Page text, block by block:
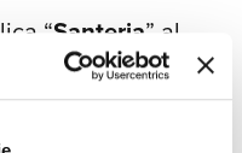
pubblica
che
un
in cui
“Santeria” al
brani, tra cui
tematiche,